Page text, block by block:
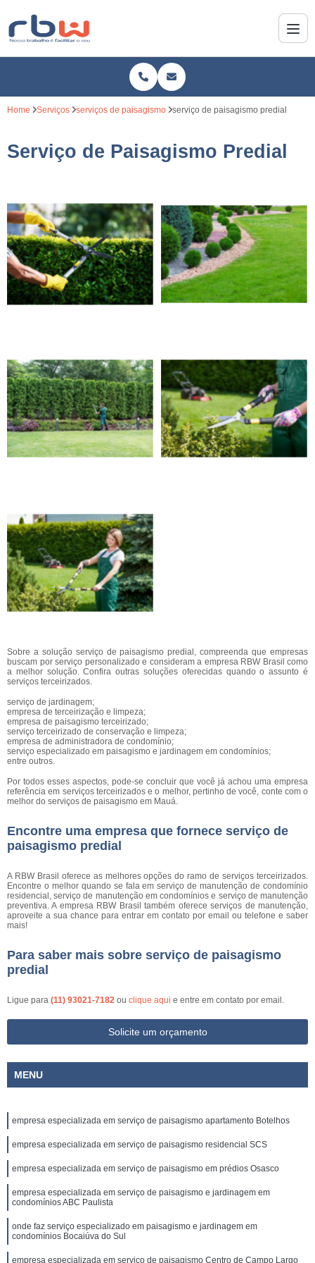
Home Serviços serviços de paisagismo serviço de paisagismo predial
Serviço de Paisagismo Predial
Sobre a solução serviço de paisagismo predial, compreenda que empresas
buscam por serviço personalizado e consideram a empresa RBW Brasil como
a melhor solução. Confira outras soluções oferecidas quando o assunto é
serviços terceirizados.
serviço de jardinagem;
empresa de terceirização e limpeza;
empresa de paisagismo terceirizado;
serviço terceirizado de conservação e limpeza;
empresa de administradora de condomínio;
serviço especializado em paisagismo e jardinagem em condomínios;
entre outros.
Por todos esses aspectos, pode-se concluir que você já achou uma empresa
referência em serviços terceirizados e o melhor, pertinho de você, conte com o
melhor do serviços de paisagismo em Mauá.
Encontre uma empresa que fornece serviço de
paisagismo predial
A RBW Brasil oferece as melhores opções do ramo de serviços terceirizados.
Encontre o melhor quando se fala em serviço de manutenção de condomínio
residencial, serviço de manutenção em condomínios e serviço de manutenção
preventiva. A empresa RBW Brasil também oferece serviços de manutenção,
aproveite a sua chance para entrar em contato por email ou telefone e saber
mais!
Para saber mais sobre serviço de paisagismo
predial
Ligue para (11) 93021-7182 ou clique aqui e entre em contato por email.
Solicite um orçamento
MENU
empresa especializada em serviço de paisagismo apartamento Botelhos
empresa especializada em serviço de paisagismo residencial SCS
empresa especializada em serviço de paisagismo em prédios Osasco
empresa especializada em serviço de paisagismo e jardinagem em
condomínios ABC Paulista
onde faz serviço especializado em paisagismo e jardinagem em
condomínios Bocaiúva do Sul
empresa especializada em serviço de paisagismo Centro de Campo Largo